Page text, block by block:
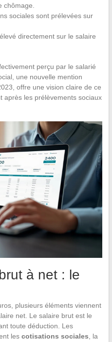
chômage.
sociales sont prélevées sur
directement sur le salaire
perçu par le salarié
une nouvelle mention
offre une vision claire de ce
après les prélèvements sociaux
à net : le
plusieurs éléments viennent
net. Le salaire brut est le
toute déduction. Les
les cotisations sociales, la